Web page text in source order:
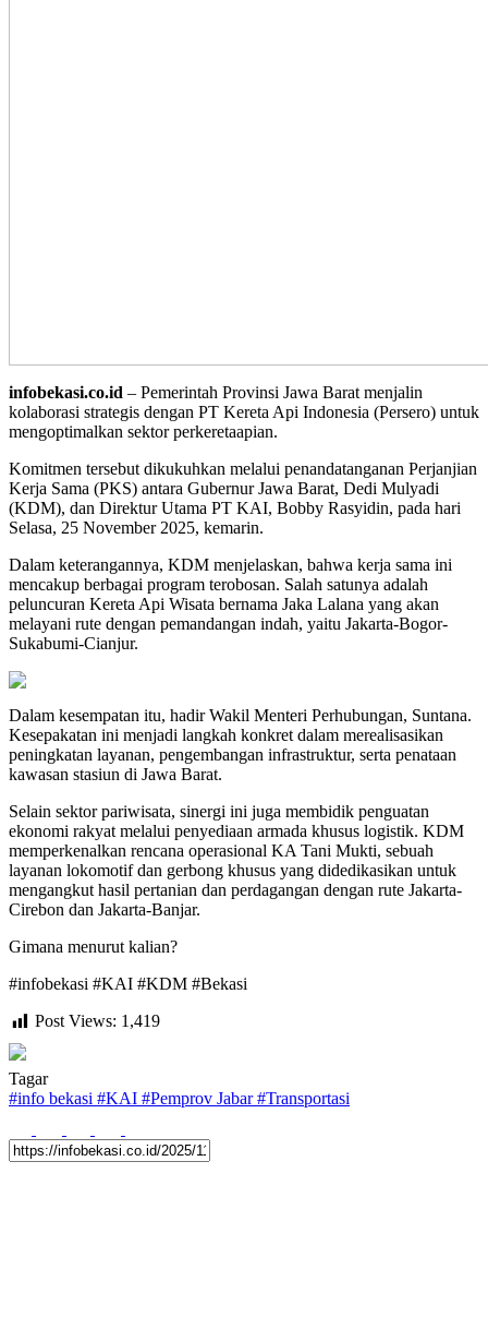
infobekasi.co.id – Pemerintah Provinsi Jawa Barat menjalin
kolaborasi strategis dengan PT Kereta Api Indonesia (Persero) untuk
mengoptimalkan sektor perkeretaapian.
Komitmen tersebut dikukuhkan melalui penandatanganan Perjanjian
Kerja Sama (PKS) antara Gubernur Jawa Barat, Dedi Mulyadi
(KDM), dan Direktur Utama PT KAI, Bobby Rasyidin, pada hari
Selasa, 25 November 2025, kemarin.
Dalam keterangannya, KDM menjelaskan, bahwa kerja sama ini
mencakup berbagai program terobosan. Salah satunya adalah
peluncuran Kereta Api Wisata bernama Jaka Lalana yang akan
melayani rute dengan pemandangan indah, yaitu Jakarta-Bogor-
Sukabumi-Cianjur.
Dalam kesempatan itu, hadir Wakil Menteri Perhubungan, Suntana.
Kesepakatan ini menjadi langkah konkret dalam merealisasikan
peningkatan layanan, pengembangan infrastruktur, serta penataan
kawasan stasiun di Jawa Barat.
Selain sektor pariwisata, sinergi ini juga membidik penguatan
ekonomi rakyat melalui penyediaan armada khusus logistik. KDM
memperkenalkan rencana operasional KA Tani Mukti, sebuah
layanan lokomotif dan gerbong khusus yang didedikasikan untuk
mengangkut hasil pertanian dan perdagangan dengan rute Jakarta-
Cirebon dan Jakarta-Banjar.
Gimana menurut kalian?
#infobekasi #KAI #KDM #Bekasi
Post Views: 1,419
Tagar
#info bekasi #KAI #Pemprov Jabar#Transportasi